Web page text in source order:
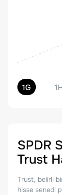
1G
SPDR
Trust
Trust, belirli
hisse senedi